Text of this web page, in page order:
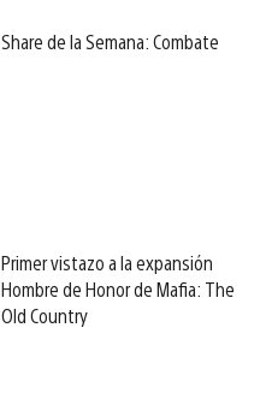
Share de la Semana: Combate
Primer vistazo a la expansión
Hombre de Honor de Mafia: The
Old Country